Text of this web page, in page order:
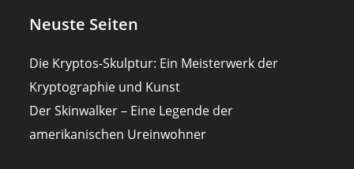
Neuste Seiten
Die Kryptos-Skulptur: Ein Meisterwerk der
Kryptographie und Kunst
Der Skinwalker – Eine Legende der
amerikanischen Ureinwohner